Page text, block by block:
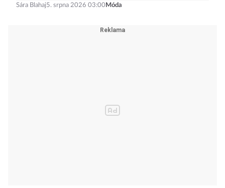
Sára Blahaj5. srpna 2026 03:00 Móda